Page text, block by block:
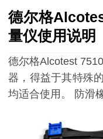
德尔格
量仪使用说明
德尔格Alcotest
器，得益于其特殊
均适合使用。 防滑